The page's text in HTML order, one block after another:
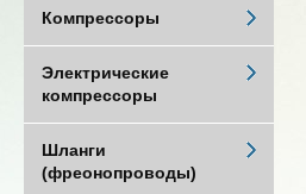
Компрессоры
Электрические
компрессоры
Шланги
(фреонопроводы)